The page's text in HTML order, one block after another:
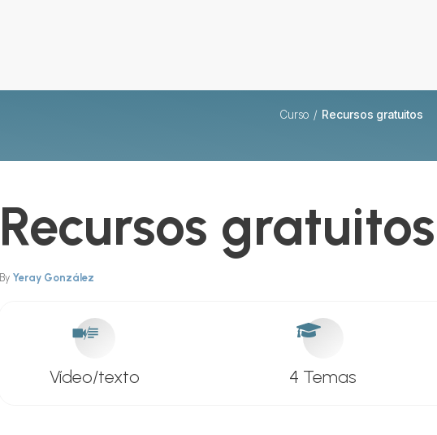
Curso / Recursos gratuitos
Recursos gratuitos
By Yeray González
Vídeo/texto 4 Temas